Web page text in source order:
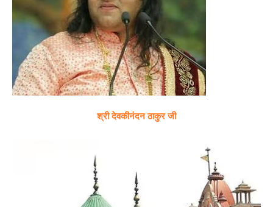
श्री देवकीनंदन ठाकुर जी